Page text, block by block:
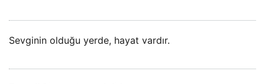
Sevginin olduğu yerde, hayat vardır.